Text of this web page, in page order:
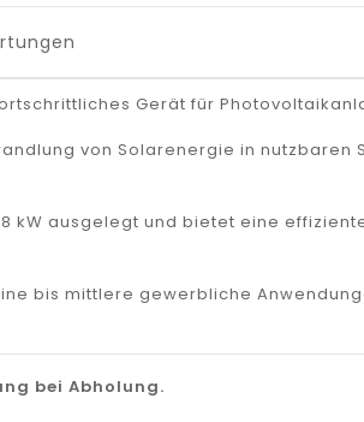
Gerät für
von Solarenergie in
kW ausgelegt und bietet eine
bis mittlere gewerbliche
bei Abholung.